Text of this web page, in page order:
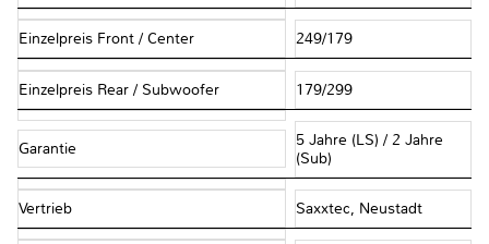
Einzelpreis Front / Center 249/179
Einzelpreis Rear / Subwoofer 179/299
Garantie
5 Jahre (LS) / 2 Jahre
(Sub)
Vertrieb Saxxtec, Neustadt